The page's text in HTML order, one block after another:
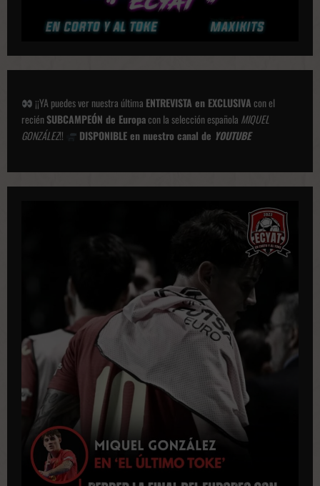
¡¡YA puedes ver nuestra última ENTREVISTA en EXCLUSIVAcon el
reciénSUBCAMPEÓN de Europacon la selección española MIQUEL
GONZÁLEZ!! DISPONIBLE en nuestro canal de YOUTUBE